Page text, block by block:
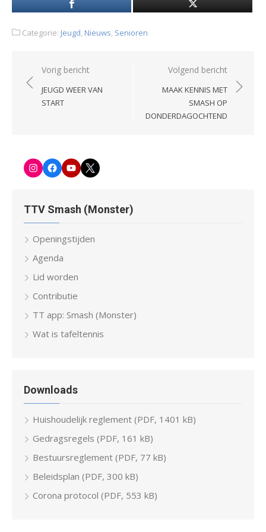
Categorie: Jeugd, Nieuws, Senioren
Bericht
navigatie
Vorig bericht
JEUGD WEER VAN
START
Volgend bericht
MAAK KENNIS MET
SMASH OP
DONDERDAGOCHTEND
InstagramFacebook-
pagina
YoutubeTwitter
TTV Smash (Monster)
Openingstijden
Agenda
Lid worden
Contributie
TT app: Smash (Monster)
Wat is tafeltennis
Downloads
Huishoudelijk reglement (PDF, 1401 kB)
Gedragsregels (PDF, 161 kB)
Bestuursreglement (PDF, 77 kB)
Beleidsplan (PDF, 300 kB)
Corona protocol (PDF, 553 kB)